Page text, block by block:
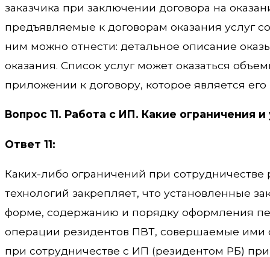
заказчика при заключении договора на
предъявляемые к договорам оказания услуг
ним можно отнести: детальное описание
оказания. Список услуг может оказаться
приложении к договору, которое является
Вопрос 11. Работа с ИП. Какие ограничения
Ответ 11:
Каких-либо ограничений при
технологий закрепляет, что установленные
форме, содержанию и порядку оформления
операции резидентов ПВТ, совершаемые
при сотрудничестве с ИП (резидентом РБ)